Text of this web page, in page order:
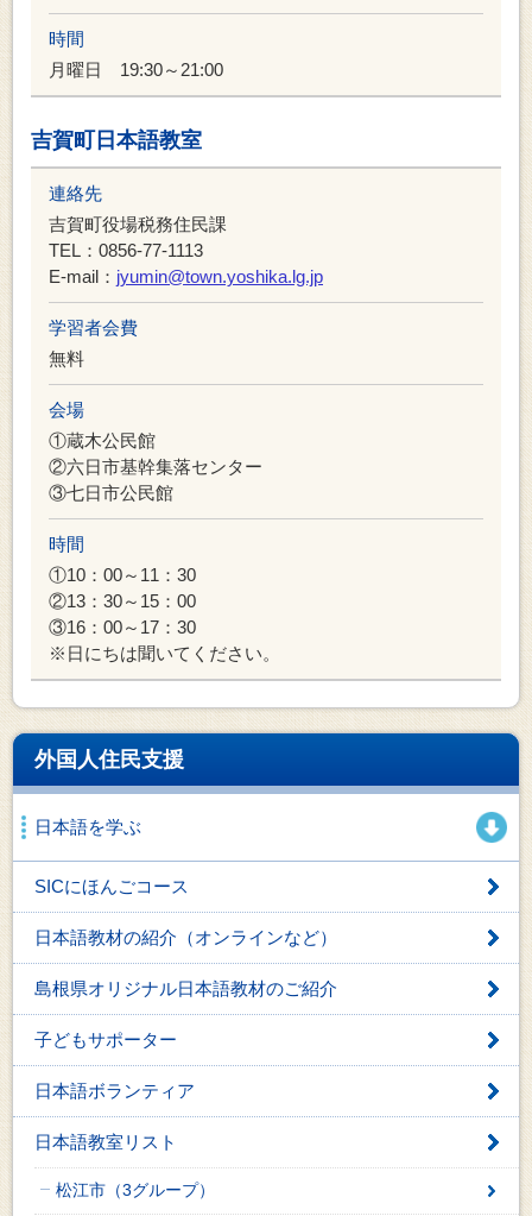
時間
月曜日 19:30～21:00
吉賀町日本語教室
連絡先
吉賀町役場税務住民課
TEL：0856-77-1113
E-mail： jyumin@town.yoshika.lg.jp
学習者会費
無料
会場
①蔵木公民館
②六日市基幹集落センター
③七日市公民館
時間
①10：00～11：30
②13：30～15：00
③16：00～17：30
※日にちは聞いてください。
外国人住民支援
日本語を学ぶ
SICにほんごコース
日本語教材の紹介（オンラインなど）
島根県オリジナル日本語教材のご紹介
子どもサポーター
日本語ボランティア
日本語教室リスト
松江市（3グループ）